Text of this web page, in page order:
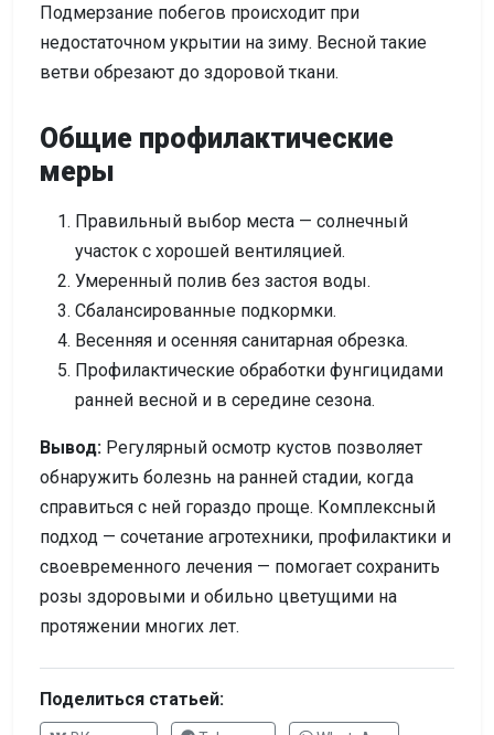
Подмерзание побегов происходит при
недостаточном укрытии на зиму. Весной такие
ветви обрезают до здоровой ткани.
Общие профилактические
меры
Правильный выбор места — солнечный
участок с хорошей вентиляцией.
Умеренный полив без застоя воды.
Сбалансированные подкормки.
Весенняя и осенняя санитарная обрезка.
Профилактические обработки фунгицидами
ранней весной и в середине сезона.
Вывод: Регулярный осмотр кустов позволяет
обнаружить болезнь на ранней стадии, когда
справиться с ней гораздо проще. Комплексный
подход — сочетание агротехники, профилактики и
своевременного лечения — помогает сохранить
розы здоровыми и обильно цветущими на
протяжении многих лет.
Поделиться статьей: